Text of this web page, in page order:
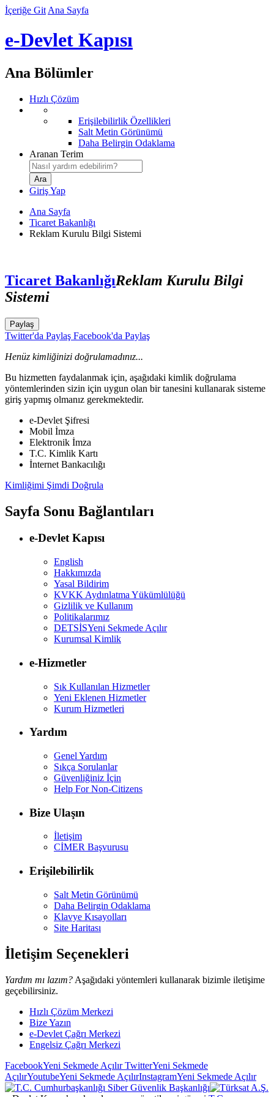
İçeriğe Git Ana Sayfa
e-Devlet Kapısı
Ana Bölümler
Hızlı Çözüm
Erişilebilirlik Özellikleri
Salt Metin Görünümü
Daha Belirgin Odaklama
Aranan Terim
Giriş Yap
Ana Sayfa
Ticaret Bakanlığı
Reklam Kurulu Bilgi Sistemi
Ticaret BakanlığıReklam Kurulu Bilgi
Sistemi
Paylaş
Twitter'da Paylaş Facebook'da Paylaş
Henüz kimliğinizi doğrulamadınız...
Bu hizmetten faydalanmak için, aşağıdaki kimlik doğrulama
yöntemlerinden sizin için uygun olan bir tanesini kullanarak sisteme
giriş yapmış olmanız gerekmektedir.
e-Devlet Şifresi
Mobil İmza
Elektronik İmza
T.C. Kimlik Kartı
İnternet Bankacılığı
Kimliğimi Şimdi Doğrula
Sayfa Sonu Bağlantıları
e-Devlet Kapısı
English
Hakkımızda
Yasal Bildirim
KVKK Aydınlatma Yükümlülüğü
Gizlilik ve Kullanım
Politikalarımız
DETSİSYeni Sekmede Açılır
Kurumsal Kimlik
e-Hizmetler
Sık Kullanılan Hizmetler
Yeni Eklenen Hizmetler
Kurum Hizmetleri
Yardım
Genel Yardım
Sıkça Sorulanlar
Güvenliğiniz İçin
Help For Non-Citizens
Bize Ulaşın
İletişim
CİMER Başvurusu
Erişilebilirlik
Salt Metin Görünümü
Daha Belirgin Odaklama
Klavye Kısayolları
Site Haritası
İletişim Seçenekleri
Yardım mı lazım? Aşağıdaki yöntemleri kullanarak bizimle iletişime
geçebilirsiniz.
Hızlı Çözüm Merkezi
Bize Yazın
e-Devlet Çağrı Merkezi
Engelsiz Çağrı Merkezi
FacebookYeni Sekmede AçılırTwitterYeni Sekmede
AçılırYoutubeYeni Sekmede AçılırInstagramYeni Sekmede Açılır